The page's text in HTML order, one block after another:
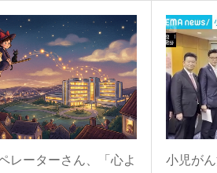
レーターさん、「心よ
小児が